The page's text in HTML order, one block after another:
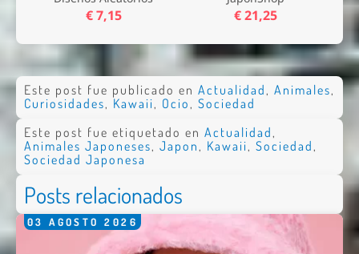
€ 7,15 € 21,25
Este post fue publicado en Actualidad, Animales,
Curiosidades, Kawaii, Ocio, Sociedad
Este post fue etiquetado en Actualidad,
Animales Japoneses, Japon, Kawaii, Sociedad,
Sociedad Japonesa
Posts relacionados
03 AGOSTO 2026